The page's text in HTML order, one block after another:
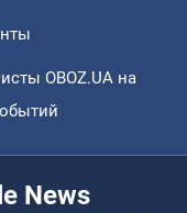
OBOZ.UA на
News